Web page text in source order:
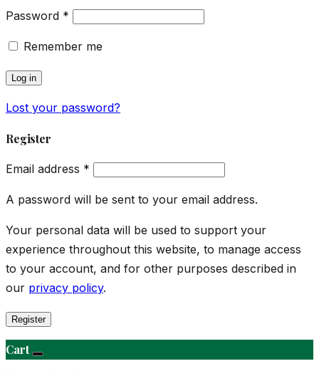
Password *
Remember me
Log in
Lost your password?
Register
Email address *
A password will be sent to your email address.
Your personal data will be used to support your
experience throughout this website, to manage access
to your account, and for other purposes described in
our privacy policy.
Register
Cart